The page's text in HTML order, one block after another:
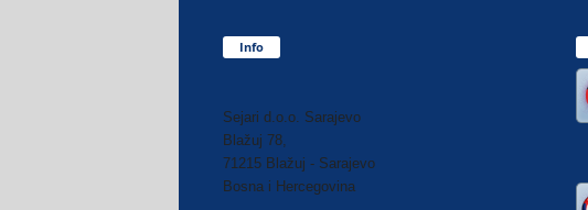
Info
Sejari d.o.o. Sarajevo
Blažuj 78,
71215 Blažuj - Sarajevo
Bosna i Hercegovina